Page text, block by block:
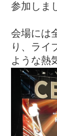
参加しま
会場には
り、ライ
ような熱